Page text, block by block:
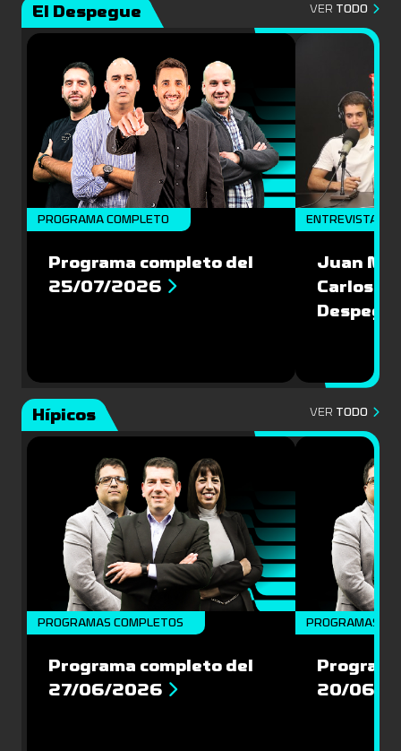
El Despegue VER TODO
PROGRAMA COMPLETO
Programa completo del
25/07/2026
ENTREVISTAS
Juan
Carlos
Hípicos VER TODO
PROGRAMAS COMPLETOS
Programa completo del
27/06/2026
PROGRAMAS
20/06/